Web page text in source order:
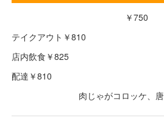
￥750
テイクアウト￥810
店内飲食￥825
配達￥810
肉じゃがコロッケ、